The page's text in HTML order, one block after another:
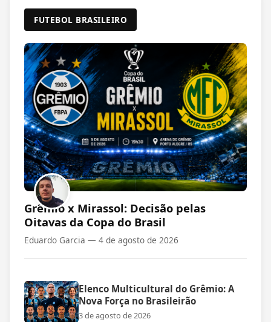
FUTEBOL BRASILEIRO
Grêmio x Mirassol: Decisão pelas
Oitavas da Copa do Brasil
Eduardo Garcia — 4 de agosto de 2026
Elenco Multicultural do Grêmio: A
Nova Força no Brasileirão
3 de agosto de 2026